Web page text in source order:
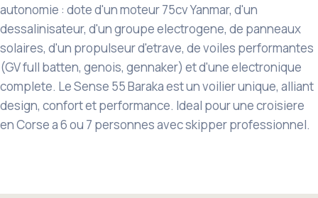
autonomie : dote d'un moteur 75cv Yanmar, d'un
dessalinisateur, d'un groupe electrogene, de panneaux
solaires, d'un propulseur d'etrave, de voiles performantes
(GV full batten, genois, gennaker) et d'une electronique
complete. Le Sense 55 Baraka est un voilier unique, alliant
design, confort et performance. Ideal pour une croisiere
en Corse a 6 ou 7 personnes avec skipper professionnel.